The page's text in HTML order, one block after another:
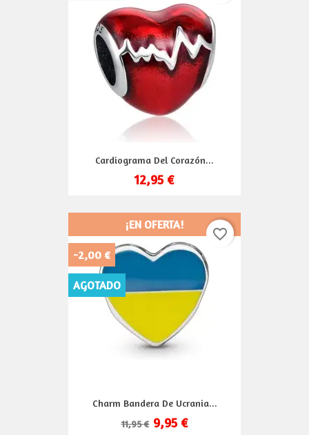
Cardiograma Del Corazón...
12,95 €
Charm Bandera De Ucrania...
11,95 € 9,95 €
¡EN OFERTA!
-2,00 €
AGOTADO
favorite_border